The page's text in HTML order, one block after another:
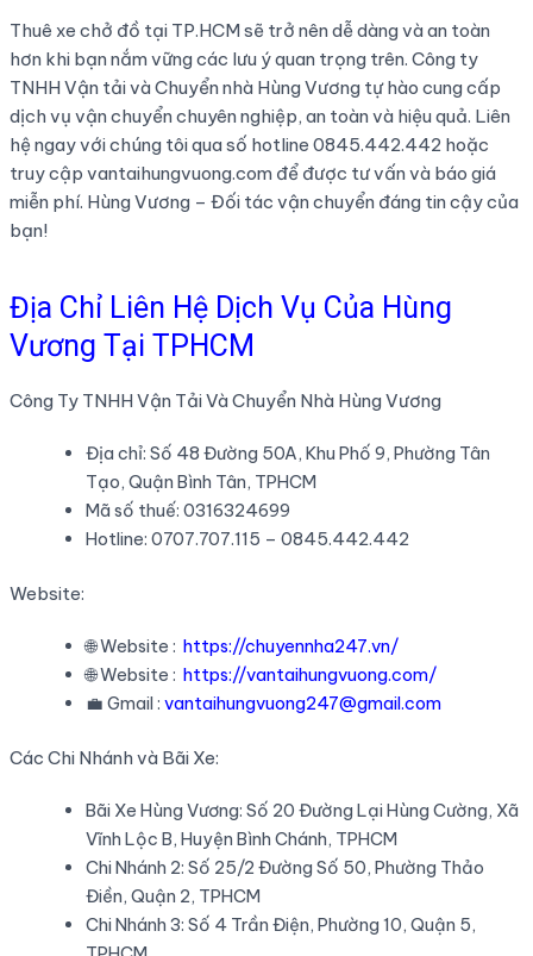
Thuê xe chở đồ tại TP.HCM sẽ trở nên dễ dàng và an toàn
hơn khi bạn nắm vững các lưu ý quan trọng trên. Công ty
TNHH Vận tải và Chuyển nhà Hùng Vương tự hào cung cấp
dịch vụ vận chuyển chuyên nghiệp, an toàn và hiệu quả. Liên
hệ ngay với chúng tôi qua số hotline 0845.442.442 hoặc
truy cập vantaihungvuong.com để được tư vấn và báo giá
miễn phí. Hùng Vương – Đối tác vận chuyển đáng tin cậy của
bạn!
Địa Chỉ Liên Hệ Dịch Vụ Của Hùng
Vương Tại TPHCM
Công Ty TNHH Vận Tải Và Chuyển Nhà Hùng Vương
Địa chỉ: Số 48 Đường 50A, Khu Phố 9, Phường Tân
Tạo, Quận Bình Tân, TPHCM
Mã số thuế: 0316324699
Hotline: 0707.707.115 – 0845.442.442
Website:
🌐 Website : https://chuyennha247.vn/
🌐 Website : https://vantaihungvuong.com/
💼 Gmail : vantaihungvuong247@gmail.com
Các Chi Nhánh và Bãi Xe:
Bãi Xe Hùng Vương: Số 20 Đường Lại Hùng Cường, Xã
Vĩnh Lộc B, Huyện Bình Chánh, TPHCM
Chi Nhánh 2: Số 25/2 Đường Số 50, Phường Thảo
Điền, Quận 2, TPHCM
Chi Nhánh 3: Số 4 Trần Điện, Phường 10, Quận 5,